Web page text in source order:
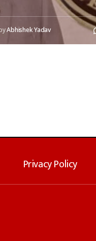
Abhishek Yadav
Privacy Policy